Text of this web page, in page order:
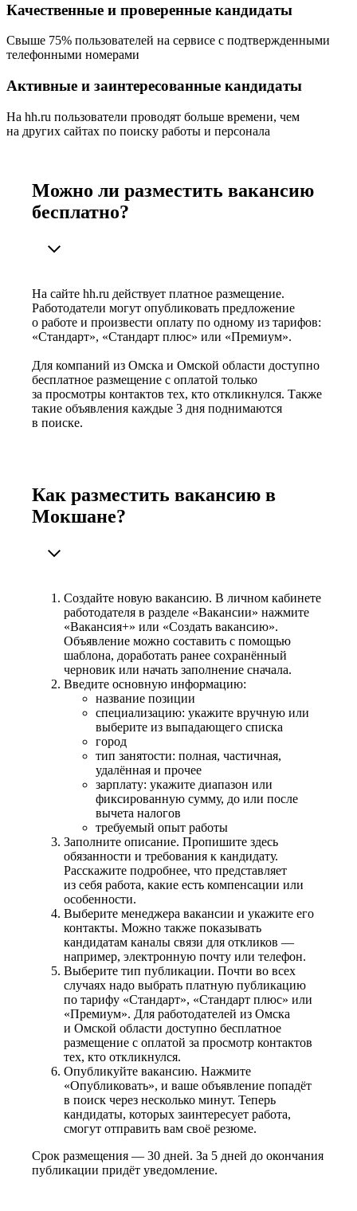
Качественные и проверенные кандидаты
Свыше 75% пользователей на сервисе с подтвержденными
телефонными номерами
Активные и заинтересованные кандидаты
На hh.ru пользователи проводят больше времени, чем
на других сайтах по поиску работы и персонала
Можно ли разместить вакансию
бесплатно?
На сайте hh.ru действует платное размещение.
Работодатели могут опубликовать предложение
о работе и произвести оплату по одному из тарифов:
«Стандарт», «Стандарт плюс» или «Премиум».
Для компаний из Омска и Омской области доступно
бесплатное размещение с оплатой только
за просмотры контактов тех, кто откликнулся. Также
такие объявления каждые 3 дня поднимаются
в поиске.
Как разместить вакансию в
Мокшане?
Создайте новую вакансию. В личном кабинете
работодателя в разделе «Вакансии» нажмите
«Вакансия+» или «Создать вакансию».
Объявление можно составить с помощью
шаблона, доработать ранее сохранённый
черновик или начать заполнение сначала.
Введите основную информацию:
название позиции
специализацию: укажите вручную или
выберите из выпадающего списка
город
тип занятости: полная, частичная,
удалённая и прочее
зарплату: укажите диапазон или
фиксированную сумму, до или после
вычета налогов
требуемый опыт работы
Заполните описание. Пропишите здесь
обязанности и требования к кандидату.
Расскажите подробнее, что представляет
из себя работа, какие есть компенсации или
особенности.
Выберите менеджера вакансии и укажите его
контакты. Можно также показывать
кандидатам каналы связи для откликов —
например, электронную почту или телефон.
Выберите тип публикации. Почти во всех
случаях надо выбрать платную публикацию
по тарифу «Стандарт», «Стандарт плюс» или
«Премиум». Для работодателей из Омска
и Омской области доступно бесплатное
размещение с оплатой за просмотр контактов
тех, кто откликнулся.
Опубликуйте вакансию. Нажмите
«Опубликовать», и ваше объявление попадёт
в поиск через несколько минут. Теперь
кандидаты, которых заинтересует работа,
смогут отправить вам своё резюме.
Срок размещения — 30 дней. За 5 дней до окончания
публикации придёт уведомление.